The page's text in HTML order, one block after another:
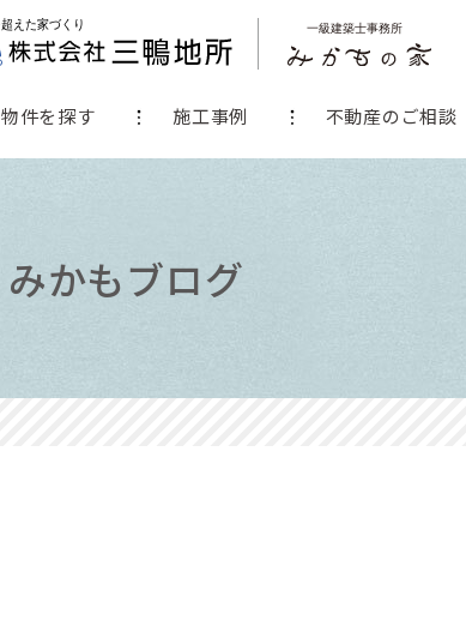
物件を探す 施工事例 不動産のご相談
みかもブログ